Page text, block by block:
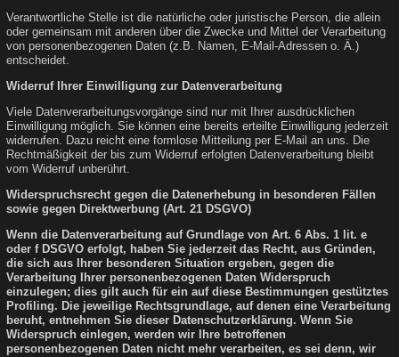
Verantwortliche Stelle ist die natürliche oder juristische Person, die allein
oder gemeinsam mit anderen über die Zwecke und Mittel der Verarbeitung
von personenbezogenen Daten (z.B. Namen, E-Mail-Adressen o. Ä.)
entscheidet.
Widerruf Ihrer Einwilligung zur Datenverarbeitung
Viele Datenverarbeitungsvorgänge sind nur mit Ihrer ausdrücklichen
Einwilligung möglich. Sie können eine bereits erteilte Einwilligung jederzeit
widerrufen. Dazu reicht eine formlose Mitteilung per E-Mail an uns. Die
Rechtmäßigkeit der bis zum Widerruf erfolgten Datenverarbeitung bleibt
vom Widerruf unberührt.
Widerspruchsrecht gegen die Datenerhebung in besonderen Fällen
sowie gegen Direktwerbung (Art. 21 DSGVO)
Wenn die Datenverarbeitung auf Grundlage von Art. 6 Abs. 1 lit. e
oder f DSGVO erfolgt, haben Sie jederzeit das Recht, aus Gründen,
die sich aus Ihrer besonderen Situation ergeben, gegen die
Verarbeitung Ihrer personenbezogenen Daten Widerspruch
einzulegen; dies gilt auch für ein auf diese Bestimmungen gestütztes
Profiling. Die jeweilige Rechtsgrundlage, auf denen eine Verarbeitung
beruht, entnehmen Sie dieser Datenschutzerklärung. Wenn Sie
Widerspruch einlegen, werden wir Ihre betroffenen
personenbezogenen Daten nicht mehr verarbeiten, es sei denn, wir